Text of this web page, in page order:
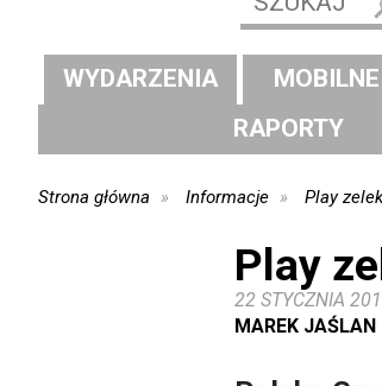
WYDARZENIA MOBILNE
RAPORTY
Strona główna Informacje Play
Play
22 STYCZNIA
MAREK JAŚLAN